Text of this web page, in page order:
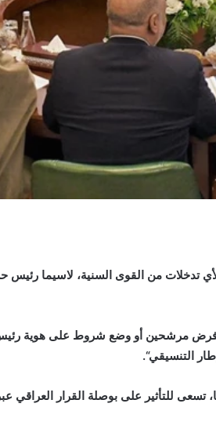
لأي تدخلات من القوى السنية، لاسيما
مرشحين أو وضع شروط على هوية رئيس
التنسيقي“.
للتأثير على بوصلة القرار العراقي